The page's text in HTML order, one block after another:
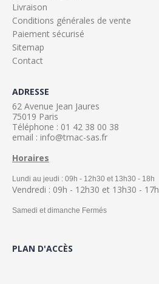
Livraison
Conditions générales de vente
Paiement sécurisé
Sitemap
Contact
ADRESSE
62 Avenue Jean Jaures
75019 Paris
Téléphone : 01 42 38 00 38
email : info@tmac-sas.fr
Horaires
Lundi au jeudi : 09h - 12h30 et 13h30 - 18h
Vendredi : 09h - 12h30 et 13h30 - 17h
Samedi et dimanche Fermés
PLAN D'ACCÈS